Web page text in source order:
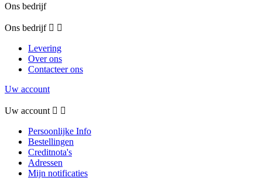
Ons bedrijf
Ons bedrijf  
Levering
Over ons
Contacteer ons
Uw account
Uw account  
Persoonlijke Info
Bestellingen
Creditnota's
Adressen
Mijn notificaties